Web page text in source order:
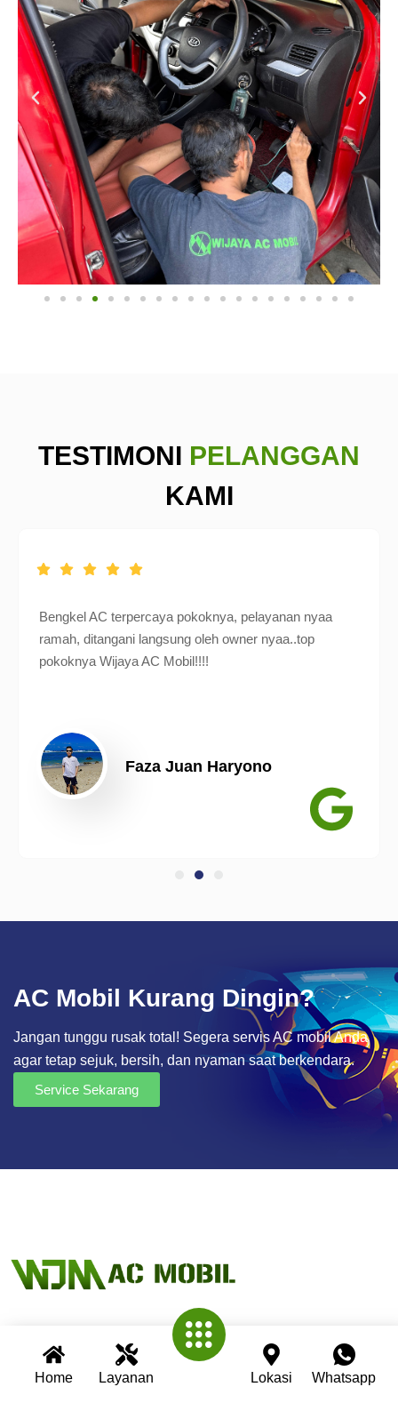
Home Layanan Lokasi Whatsapp
TESTIMONI PELANGGAN
KAMI
Bengkel AC terpercaya pokoknya, pelayanan nyaa
ramah, ditangani langsung oleh owner nyaa..top
pokoknya Wijaya AC Mobil!!!!
Faza Juan Haryono
AC Mobil Kurang Dingin?
Jangan tunggu rusak total! Segera servis AC mobil Anda
agar tetap sejuk, bersih, dan nyaman saat berkendara.
Service Sekarang
Wijaya AC Mobil adalah bengkel spesialis AC mobil yang
telah berpengalaman lebih dari 30 tahun. Kami berkomitmen